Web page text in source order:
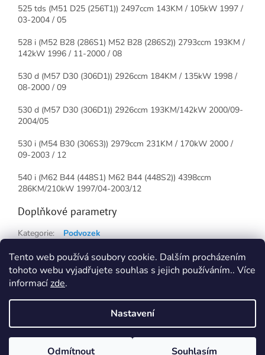
Tento web používá soubory cookie. Dalším procházením
tohoto webu vyjadřujete souhlas s jejich používáním.. Více
informacízde.
Nastavení
Odmítnout Souhlasím
525 tds (M51 D25 (256T1)) 2497ccm 143KM / 105kW 1997 /
03-2004 / 05
528 i (M52 B28 (286S1) M52 B28 (286S2)) 2793ccm 193KM /
142kW 1996 / 11-2000 / 08
530 d (M57 D30 (306D1)) 2926ccm 184KM / 135kW 1998 /
08-2000 / 09
530 d (M57 D30 (306D1)) 2926ccm 193KM/142kW 2000/09-
2004/05
530 i (M54 B30 (306S3)) 2979ccm 231KM / 170kW 2000 /
09-2003 / 12
540 i (M62 B44 (448S1) M62 B44 (448S2)) 4398ccm
286KM/210kW 1997/04-2003/12
Doplňkové parametry
Kategorie:
Podvozek
Copyright 2026TNTautodily. Všechna práva vyhrazena.Upravit